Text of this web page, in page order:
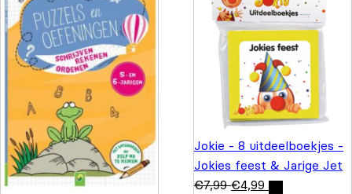
Jokie - 8 uitdeelboekjes -
Jokies feest & Jarige Jet
€7,99 €4,99